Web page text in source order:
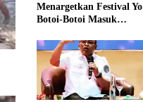
Menargetkan Festival Yo
Botoi-Botoi Masuk
Nasional